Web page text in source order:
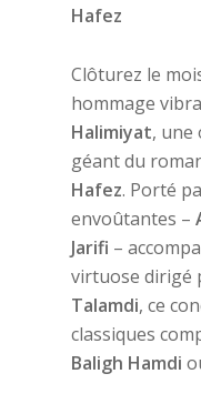
Hafez
Clôturez le
hommage
Halimiyat, une
géant du
Hafez. Porté
envoûtantes –
Jarifi –
virtuose dirigé
Talamdi, ce
classiques
Baligh Hamdi